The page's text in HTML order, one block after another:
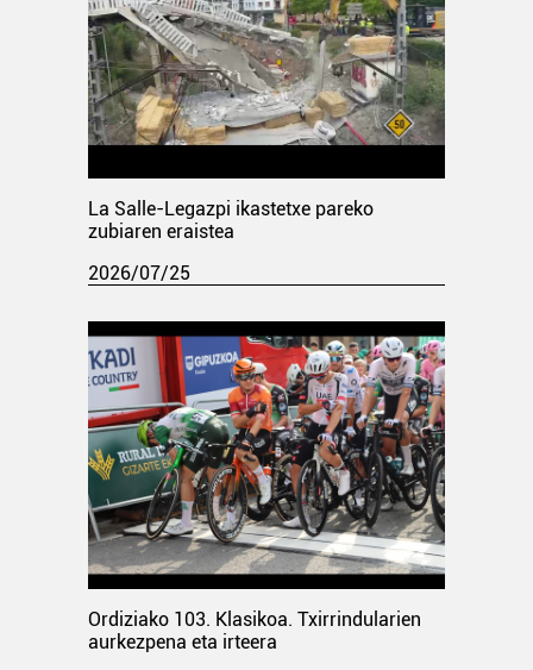
La Salle-Legazpi ikastetxe pareko
zubiaren eraistea
2026/07/25
Ordiziako 103. Klasikoa. Txirrindularien
aurkezpena eta irteera